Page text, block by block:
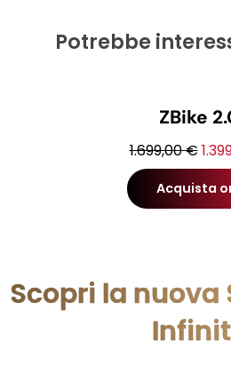
Potrebbe
ZBike
1.699,00 €
Acquista
Scopri la nuova